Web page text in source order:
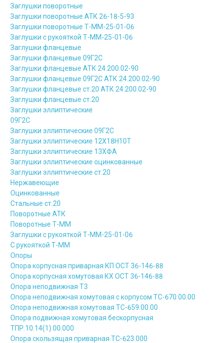
Заглушки поворотные
Заглушки поворотные АТК 26-18-5-93
Заглушки поворотные Т-ММ-25-01-06
Заглушки с рукояткой Т-ММ-25-01-06
Заглушки фланцевые
Заглушки фланцевые 09Г2С
Заглушки фланцевые АТК 24.200.02-90
Заглушки фланцевые 09Г2С АТК 24.200.02-90
Заглушки фланцевые ст.20 АТК 24.200.02-90
Заглушки фланцевые ст.20
Заглушки эллиптические
09Г2С
Заглушки эллиптические 09Г2С
Заглушки эллиптические 12Х18Н10Т
Заглушки эллиптические 13ХФА
Заглушки эллиптические оцинкованные
Заглушки эллиптические ст.20
Нержавеющие
Оцинкованные
Стальные ст.20
Поворотные АТК
Поворотные Т-ММ
Заглушки с рукояткой Т-ММ-25-01-06
С рукояткой Т-ММ
Опоры
Опора корпусная приварная КП ОСТ 36-146-88
Опора корпусная хомутовая КХ ОСТ 36-146-88
Опора неподвижная Т3
Опора неподвижная хомутовая с корпусом ТС-670.00.00
Опора неподвижная хомутовая ТС-659.00.00
Опора подвижная хомутовая бескорпусная
ТПР.10.14(1).00.000
Опора скользящая приварная ТС-623.000